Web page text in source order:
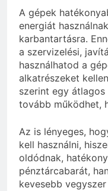
A gépek
energiát
karbantartásra.
a szervizelési,
használhatod a
alkatrészeket
szerint egy
tovább működhet,
Az is lényeges,
kell használni,
oldódnak,
pénztárcabarát,
kevesebb